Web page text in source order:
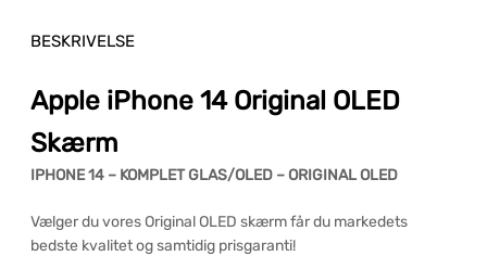
BESKRIVELSE
Apple iPhone 14 Original OLED
Skærm
IPHONE 14 – KOMPLET GLAS/OLED – ORIGINAL OLED
Vælger du vores Original OLED skærm får du markedets
bedste kvalitet og samtidig prisgaranti!